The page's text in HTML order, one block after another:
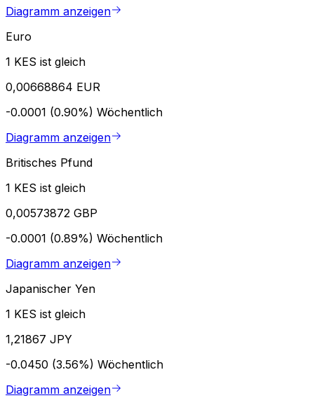
Diagramm anzeigen
Euro
1 KES ist gleich
0,00668864 EUR
-0.0001 (0.90%) Wöchentlich
Diagramm anzeigen
Britisches Pfund
1 KES ist gleich
0,00573872 GBP
-0.0001 (0.89%) Wöchentlich
Diagramm anzeigen
Japanischer Yen
1 KES ist gleich
1,21867 JPY
-0.0450 (3.56%) Wöchentlich
Diagramm anzeigen